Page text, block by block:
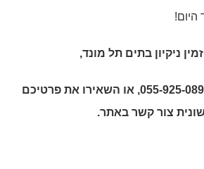
היום!
ניקיון בתים תל מונד,
צרו קשר בטלפון 055-925-0899, או השאירו את פרטיכם
צור קשר באתר.